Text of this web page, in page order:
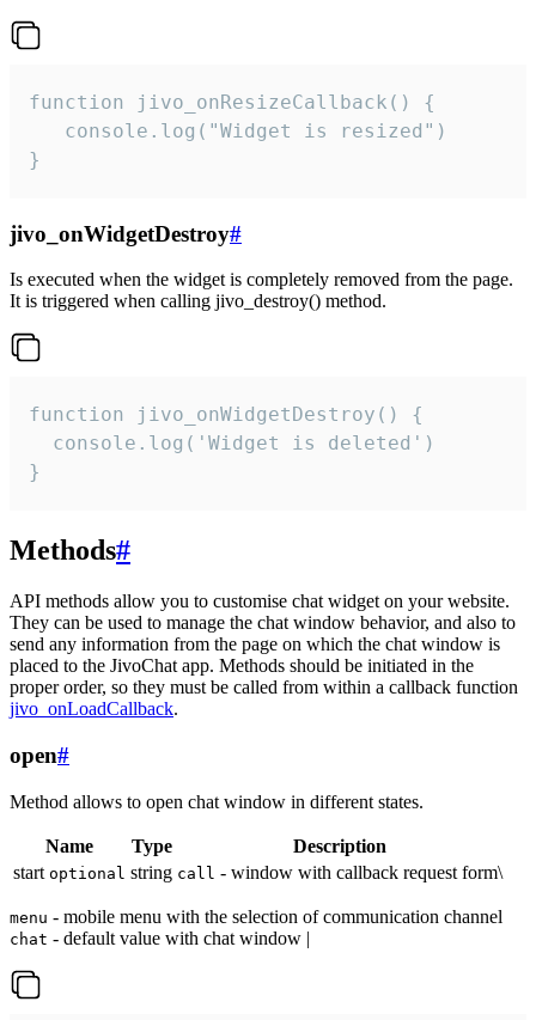
function jivo_onResizeCallback() {
   console.log("Widget is resized")
}
jivo_onWidgetDestroy#
Is executed when the widget is completely removed from the page.
It is triggered when calling jivo_destroy() method.
function jivo_onWidgetDestroy() {
  console.log('Widget is deleted')
}
Methods#
API methods allow you to customise chat widget on your website.
They can be used to manage the chat window behavior, and also to
send any information from the page on which the chat window is
placed to the JivoChat app. Methods should be initiated in the
proper order, so they must be called from within a callback function
jivo_onLoadCallback.
open#
Method allows to open chat window in different states.
Name Type
Description
start optional string call - window with callback request form\
menu - mobile menu with the selection of communication channel
chat - default value with chat window |